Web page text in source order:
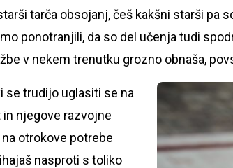
tarča obsojanj, češ kakšni starši pa
ponotranjili, da so del učenja tudi
v nekem trenutku grozno obnaša,
se trudijo uglasiti se na
njegove razvojne
otrokove potrebe
nasproti s toliko